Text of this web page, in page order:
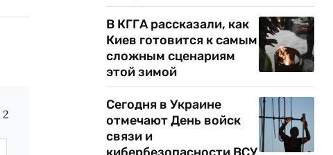
2
В КГГА рассказали, как
Киев готовится к самым
сложным сценариям
этой зимой
Сегодня в Украине
отмечают День войск
связи и